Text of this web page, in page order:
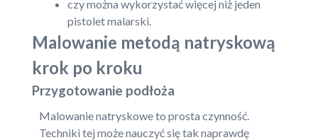
czy można wykorzystać więcej niż jeden
pistolet malarski.
Malowanie metodą natryskową
krok po kroku
Przygotowanie podłoża
Malowanie natryskowe to prosta czynność.
Techniki tej może nauczyć się tak naprawdę